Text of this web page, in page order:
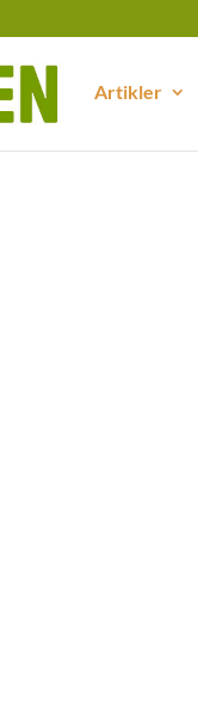
Artikler